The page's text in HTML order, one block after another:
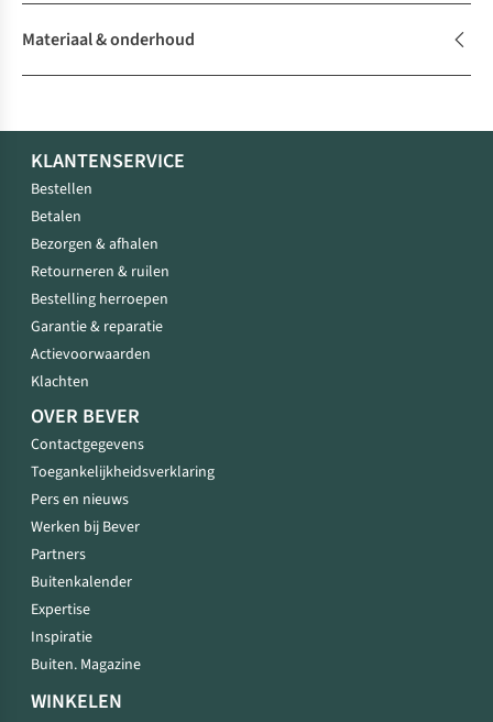
Materiaal & onderhoud
KLANTENSERVICE
Bestellen
Betalen
Bezorgen & afhalen
Retourneren & ruilen
Bestelling herroepen
Garantie & reparatie
Actievoorwaarden
Klachten
OVER BEVER
Contactgegevens
Toegankelijkheidsverklaring
Pers en nieuws
Werken bij Bever
Partners
Buitenkalender
Expertise
Inspiratie
Buiten. Magazine
WINKELEN